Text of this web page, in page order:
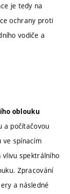
je tedy na
ochrany proti
vodiče a
oblouku
a počítačovou
ve spínacím
vlivu spektrálního
Zpracování
a následné